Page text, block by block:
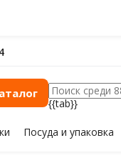
{{tab}}
Посуда и упаковка